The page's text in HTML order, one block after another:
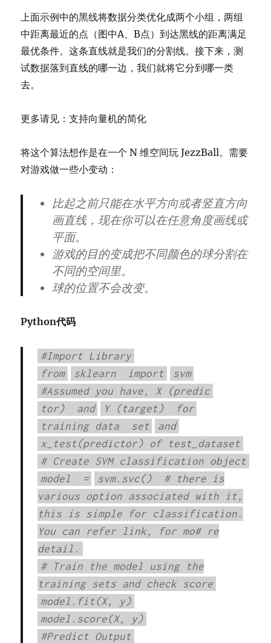
上面示例中的黑线将数据分类优化成两个小组，两组
中距离最近的点（图中A、B点）到达黑线的距离满足
最优条件。这条直线就是我们的分割线。接下来，测
试数据落到直线的哪一边，我们就将它分到哪一类
去。
更多请见：支持向量机的简化
将这个算法想作是在一个 N 维空间玩 JezzBall。需要
对游戏做一些小变动：
比起之前只能在水平方向或者竖直方向
画直线，现在你可以在任意角度画线或
平面。
游戏的目的变成把不同颜色的球分割在
不同的空间里。
球的位置不会改变。
Python代码
#Import Library
from
sklearn import
svm
#Assumed you have, X (predic
tor)
and Y (target)
for
training data
set
and
x_test(predictor) of test_dataset
# Create SVM classification object
model
= svm.svc()
# there is
various option associated with it,
this is simple for classification.
You can refer link, for mo# re
detail.
# Train the model using the
training sets and check score
model.fit(X, y)
model.score(X, y)
#Predict Output